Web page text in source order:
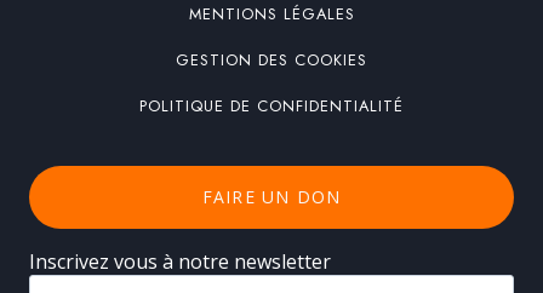
MENTIONS LÉGALES
GESTION DES COOKIES
POLITIQUE DE CONFIDENTIALITÉ
FAIRE UN DON
Inscrivez vous à notre newsletter